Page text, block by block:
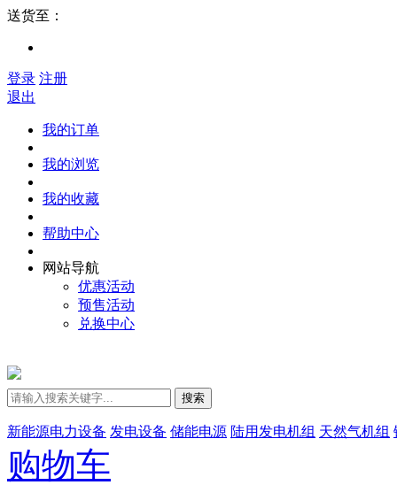
送货至：
登录 注册
退出
我的订单
我的浏览
我的收藏
帮助中心
网站导航
优惠活动
预售活动
兑换中心
搜索
新能源电力设备 发电设备 储能电源 陆用发电机组 天然气机组
购物车